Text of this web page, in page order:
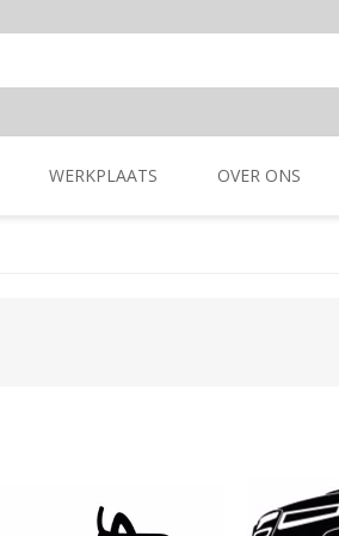
WERKPLAATS OVER ONS